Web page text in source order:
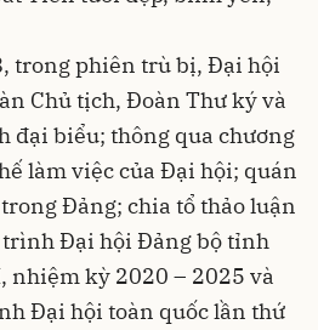
trong phiên trù bị, Đại hội
Chủ tịch, Đoàn Thư ký và
đại biểu; thông qua chương
làm việc của Đại hội; quán
Đảng; chia tổ thảo luận
trình Đại hội Đảng bộ tỉnh
nhiệm kỳ 2020 – 2025 và
Đại hội toàn quốc lần thứ